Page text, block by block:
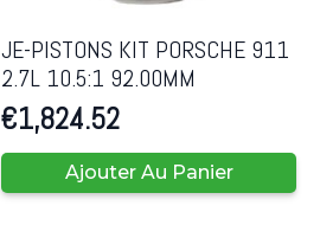
JE-PISTONS KIT PORSCHE 911
2.7L 10.5:1 92.00MM
€1,824.52
Ajouter Au Panier